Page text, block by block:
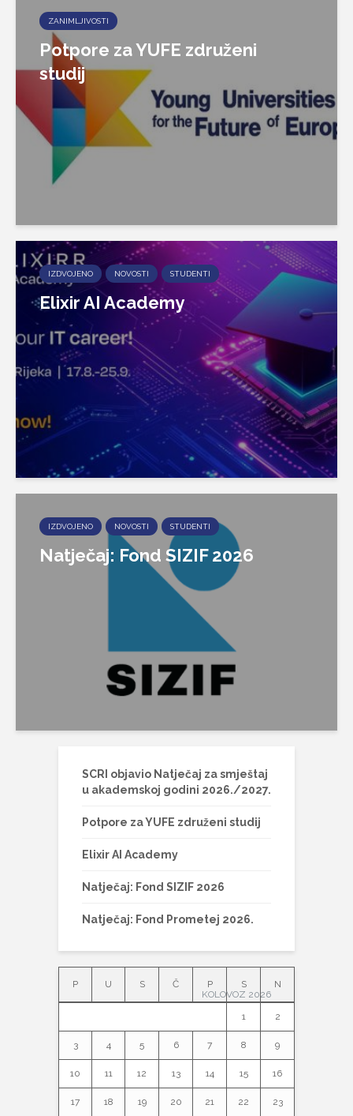
ZANIMLJIVOSTI
Potpore za YUFE združeni
studij
IZDVOJENO NOVOSTI STUDENTI
Elixir AI Academy
IZDVOJENO NOVOSTI STUDENTI
Natječaj: Fond SIZIF 2026
SCRI objavio Natječaj za smještaj
u akademskoj godini 2026./2027.
Potpore za YUFE združeni studij
Elixir AI Academy
Natječaj: Fond SIZIF 2026
Natječaj: Fond Prometej 2026.
KOLOVOZ 2026
P U S Č P S N
1 2
3 4 5 6 7 8 9
10 11 12 13 14 15 16
17 18 19 20 21 22 23